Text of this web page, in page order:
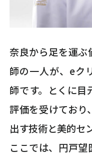
奈良から足を運ぶ
師の一人が、eク
師です。とくに目
評価を受けており
出す技術と美的セ
ここでは、円戸